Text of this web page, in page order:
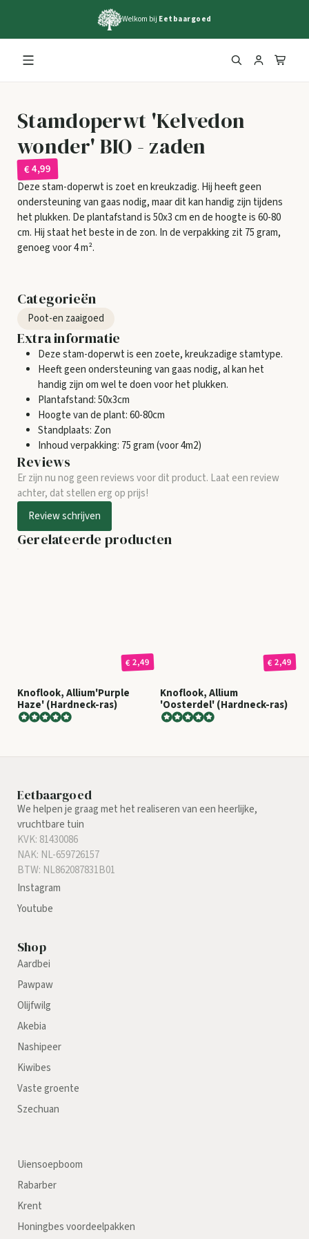
Welkom bij Eetbaargoed
Stamdoperwt 'Kelvedon
wonder' BIO - zaden
€ 4,99
Deze stam-doperwt is zoet en kreukzadig. Hij heeft geen
ondersteuning van gaas nodig, maar dit kan handig zijn tijdens
het plukken. De plantafstand is 50x3 cm en de hoogte is 60-80
cm. Hij staat het beste in de zon. In de verpakking zit 75 gram,
genoeg voor 4 m².
Categorieën
Poot-en zaaigoed
Extra informatie
Deze stam-doperwt is een zoete, kreukzadige stamtype.
Heeft geen ondersteuning van gaas nodig, al kan het
handig zijn om wel te doen voor het plukken.
Plantafstand: 50x3cm
Hoogte van de plant: 60-80cm
Standplaats: Zon
Inhoud verpakking: 75 gram (voor 4m2)
Reviews
Er zijn nu nog geen reviews voor dit product. Laat een review
achter, dat stellen erg op prijs!
Review schrijven
Gerelateerde producten
€ 2,49
Knoflook, Allium'Purple
Haze' (Hardneck-ras)
€ 2,49
Knoflook, Allium
'Oosterdel' (Hardneck-ras)
Eetbaargoed
We helpen je graag met het realiseren van een heerlijke,
vruchtbare tuin
KVK: 81430086
NAK: NL-659726157
BTW: NL862087831B01
Instagram
Youtube
Shop
Aardbei
Pawpaw
Olijfwilg
Akebia
Nashipeer
Kiwibes
Vaste groente
Szechuan
Uiensoepboom
Rabarber
Krent
Honingbes voordeelpakken